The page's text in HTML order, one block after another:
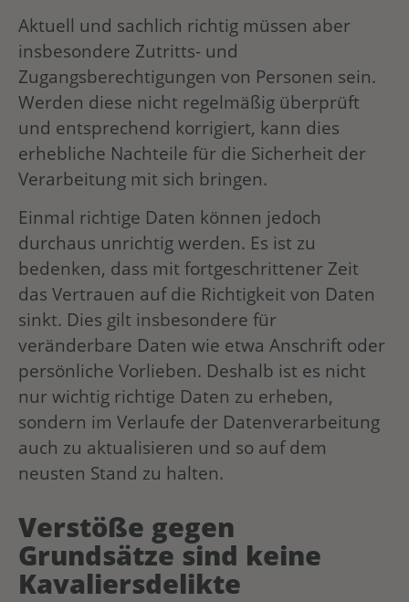
Aktuell und sachlich richtig müssen aber
insbesondere Zutritts- und
Zugangsberechtigungen von Personen sein.
Werden diese nicht regelmäßig überprüft
und entsprechend korrigiert, kann dies
erhebliche Nachteile für die Sicherheit der
Verarbeitung mit sich bringen.
Einmal richtige Daten können jedoch
durchaus unrichtig werden. Es ist zu
bedenken, dass mit fortgeschrittener Zeit
das Vertrauen auf die Richtigkeit von Daten
sinkt. Dies gilt insbesondere für
veränderbare Daten wie etwa Anschrift oder
persönliche Vorlieben. Deshalb ist es nicht
nur wichtig richtige Daten zu erheben,
sondern im Verlaufe der Datenverarbeitung
auch zu aktualisieren und so auf dem
neusten Stand zu halten.
Verstöße gegen
Grundsätze sind keine
Kavaliersdelikte